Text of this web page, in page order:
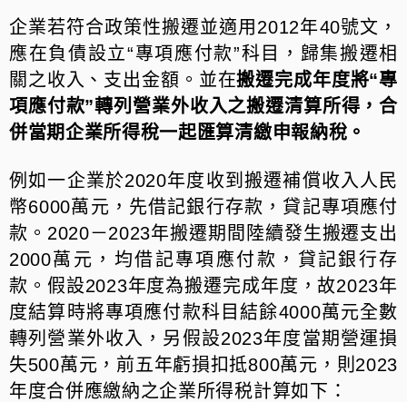
企業若符合政策性搬遷並適用2012年40號文，
應在負債設立“專項應付款”科目，歸集搬遷相
關之收入、支出金額。並在搬遷完成年度將“專
項應付款”轉列營業外收入之搬遷清算所得，合
併當期企業所得稅一起匯算清繳申報納稅。
例如一企業於2020年度收到搬遷補償收入人民
幣6000萬元，先借記銀行存款，貸記專項應付
款。2020－2023年搬遷期間陸續發生搬遷支出
2000萬元，均借記專項應付款，貸記銀行存
款。假設2023年度為搬遷完成年度，故2023年
度結算時將專項應付款科目結餘4000萬元全數
轉列營業外收入，另假設2023年度當期營運損
失500萬元，前五年虧損扣抵800萬元，則2023
年度合併應繳納之企業所得税計算如下：